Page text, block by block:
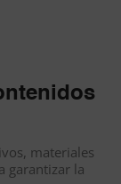
materiales
garantizar la